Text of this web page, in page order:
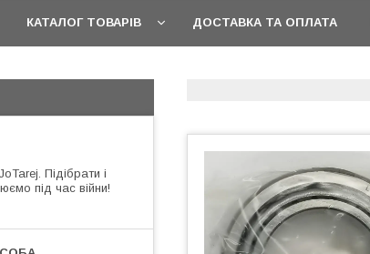
КАТАЛОГ ТОВАРІВ ДОСТАВКА ТА ОПЛАТА
Підібрати і
під час війни!